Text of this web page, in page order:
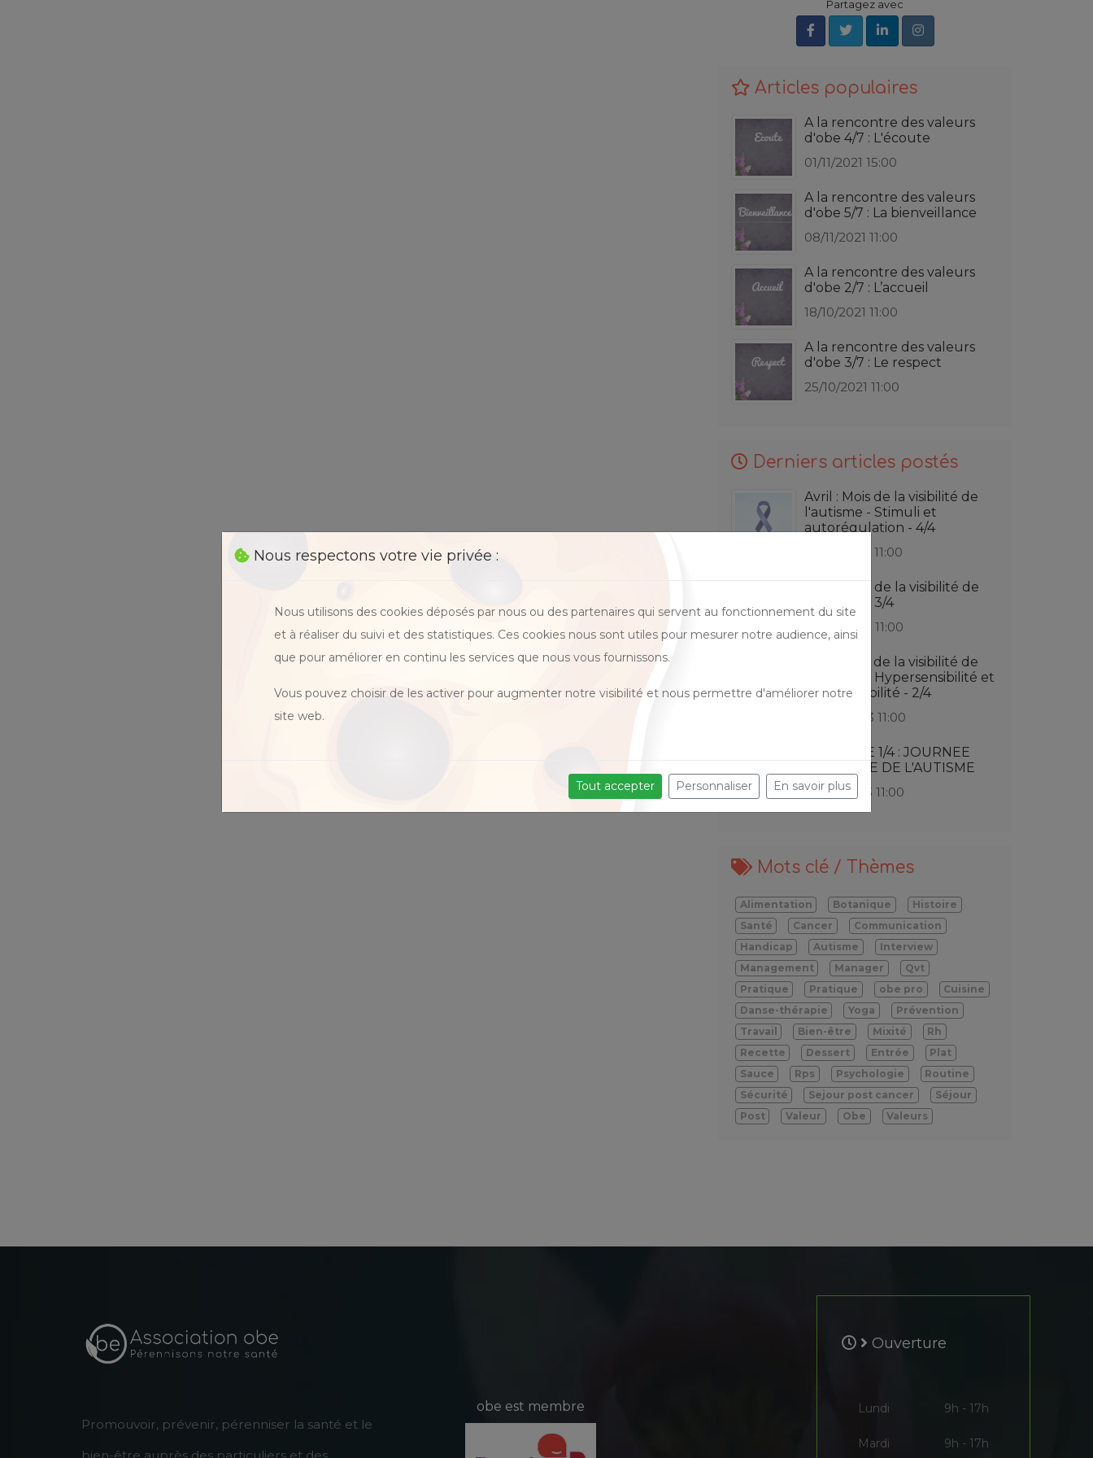
Partagez avec
Articles populaires
A la rencontre des valeurs
d'obe 4/7 : L'écoute
01/11/2021 15:00
A la rencontre des valeurs
d'obe 5/7 : La bienveillance
08/11/2021 11:00
A la rencontre des valeurs
d'obe 2/7 : L’accueil
18/10/2021 11:00
A la rencontre des valeurs
d'obe 3/7 : Le respect
25/10/2021 11:00
Derniers articles postés
Avril : Mois de la visibilité de
l'autisme - Stimuli et
autorégulation - 4/4
17/04/2023 11:00
Avril : mois de la visibilité de
l'autisme - 3/4
10/04/2023 11:00
Avril : Mois de la visibilité de
l'autisme - Hypersensibilité et
hyposensibilité - 2/4
03/04/2023 11:00
L'AUTISME 1/4 : JOURNEE
MONDIALE DE L'AUTISME
27/03/2023 11:00
Mots clé / Thèmes
Alimentation Botanique
Histoire
Santé
Cancer
Communication
Handicap
Autisme
Interview
Management
Manager
Qvt
Pratique
Pratique obe pro
Cuisine
Danse-thérapie
Yoga
Prévention
Travail
Bien-être Mixité
Rh
Recette
Dessert Entrée
Plat
Sauce
Rps Psychologie
Routine
Sécurité
Sejour post cancer
Séjour
Post
Valeur Obe Valeurs
Promouvoir, prévenir, pérenniser la santé et le
bien-être auprès des particuliers et des
obe est membre
Ouverture
Lundi 9h - 17h
Mardi 9h - 17h
Nous respectons votre vie privée :
Nous utilisons des cookies déposés par nous ou des partenaires qui servent au fonctionnement du site
et à réaliser du suivi et des statistiques. Ces cookies nous sont utiles pour mesurer notre audience, ainsi
que pour améliorer en continu les services que nous vous fournissons.
Vous pouvez choisir de les activer pour augmenter notre visibilité et nous permettre d'améliorer notre
site web.
Tout accepter Personnaliser En savoir plus